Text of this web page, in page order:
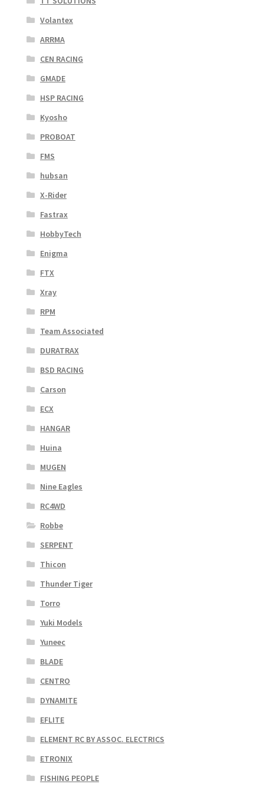
Volantex
ARRMA
CEN RACING
GMADE
HSP RACING
Kyosho
PROBOAT
FMS
hubsan
X-Rider
Fastrax
HobbyTech
Enigma
FTX
Xray
RPM
Team Associated
DURATRAX
BSD RACING
Carson
ECX
HANGAR
Huina
MUGEN
Nine Eagles
RC4WD
Robbe
SERPENT
Thicon
Thunder Tiger
Torro
Yuki Models
Yuneec
BLADE
CENTRO
DYNAMITE
EFLITE
ELEMENT RC BY ASSOC. ELECTRICS
ETRONIX
FISHING PEOPLE